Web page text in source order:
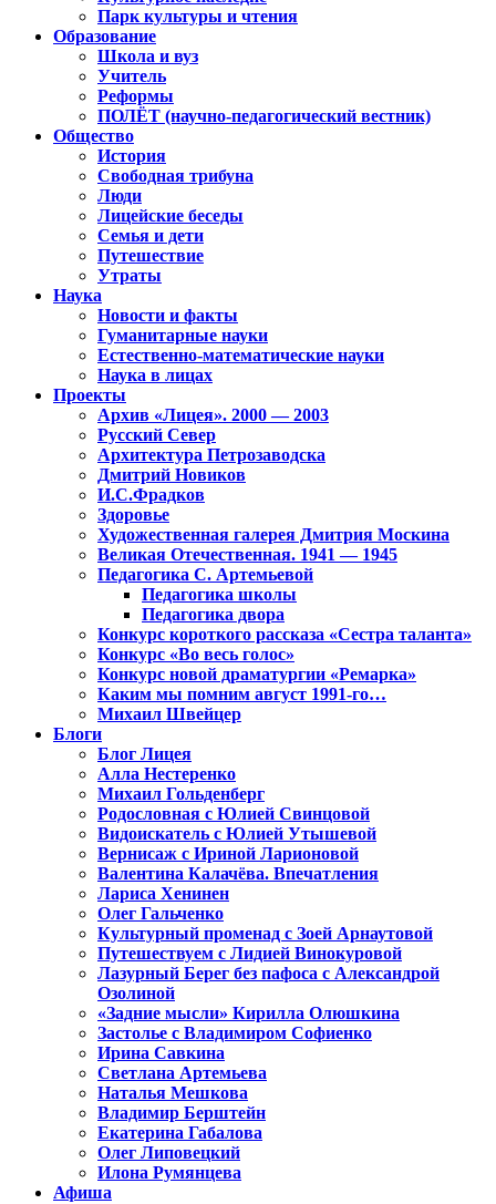
Парк культуры и чтения
Образование
Школа и вуз
Учитель
Реформы
ПОЛЁТ (научно-педагогический вестник)
Общество
История
Свободная трибуна
Люди
Лицейские беседы
Семья и дети
Путешествие
Утраты
Наука
Новости и факты
Гуманитарные науки
Естественно-математические науки
Наука в лицах
Проекты
Архив «Лицея». 2000 — 2003
Русский Север
Архитектура Петрозаводска
Дмитрий Новиков
И.С.Фрадков
Здоровье
Художественная галерея Дмитрия Москина
Великая Отечественная. 1941 — 1945
Педагогика С. Артемьевой
Педагогика школы
Педагогика двора
Конкурс короткого рассказа «Сестра таланта»
Конкурс «Во весь голос»
Конкурс новой драматургии «Ремарка»
Каким мы помним август 1991-го…
Михаил Швейцер
Блоги
Блог Лицея
Алла Нестеренко
Михаил Гольденберг
Родословная с Юлией Свинцовой
Видоискатель с Юлией Утышевой
Вернисаж с Ириной Ларионовой
Валентина Калачёва. Впечатления
Лариса Хенинен
Олег Гальченко
Культурный променад с Зоей Арнаутовой
Путешествуем с Лидией Винокуровой
Лазурный Берег без пафоса с Александрой
Озолиной
«Задние мысли» Кирилла Олюшкина
Застолье с Владимиром Софиенко
Ирина Савкина
Светлана Артемьева
Наталья Мешкова
Владимир Берштейн
Екатерина Габалова
Олег Липовецкий
Илона Румянцева
Афиша